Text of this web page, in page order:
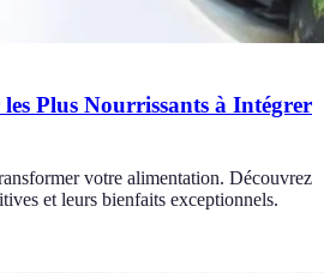
Plus Nourrissants à Intégrer
votre alimentation. Découvrez
et leurs bienfaits exceptionnels.